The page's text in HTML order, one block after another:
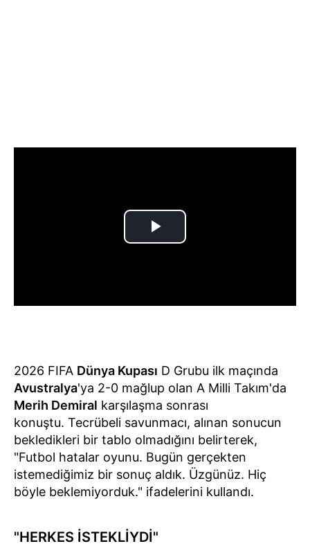
2026 FIFA Dünya Kupası D Grubu ilk maçında
Avustralya'ya 2-0 mağlup olan A Milli Takım'da
Merih Demiral karşılaşma sonrası
konuştu. Tecrübeli savunmacı, alınan sonucun
bekledikleri bir tablo olmadığını belirterek,
"Futbol hatalar oyunu. Bugün gerçekten
istemediğimiz bir sonuç aldık. Üzgünüz. Hiç
böyle beklemiyorduk." ifadelerini kullandı.
"HERKES İSTEKLİYDİ"